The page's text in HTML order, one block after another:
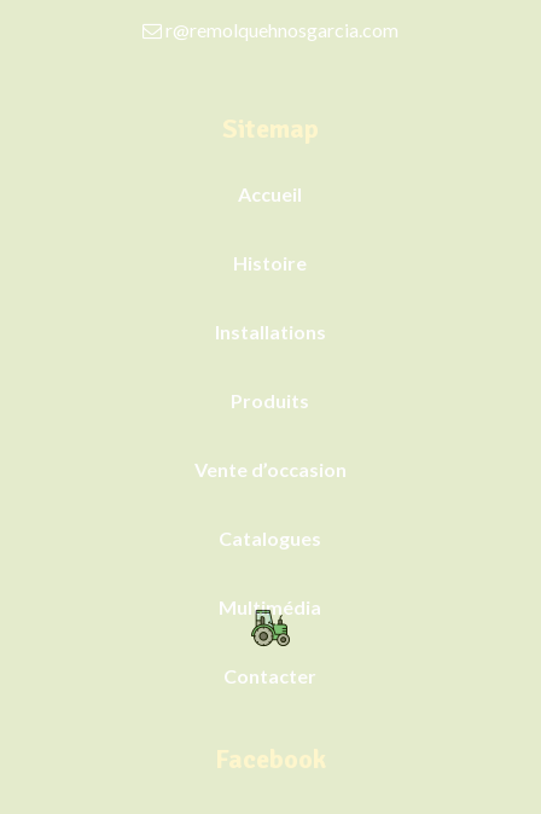
r@remolquehnosgarcia.com
Sitemap
Accueil
Histoire
Installations
Produits
Vente d’occasion
Catalogues
Multimédia
Contacter
Facebook